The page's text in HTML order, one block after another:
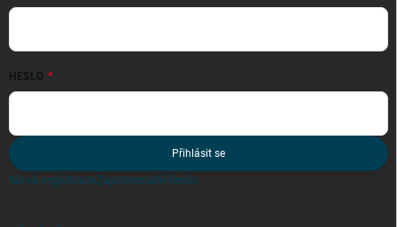
HESLO
Přihlásit se
Nová registraceZapomenuté heslo